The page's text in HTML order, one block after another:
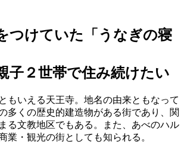
つけていた「うなぎの寝
子２世帯で住み続けたい
もいえる天王寺。地名の由来ともなって
多くの歴史的建造物がある街であり、関
る文教地区でもある。また、あべのハル
業・観光の街としても知られる。